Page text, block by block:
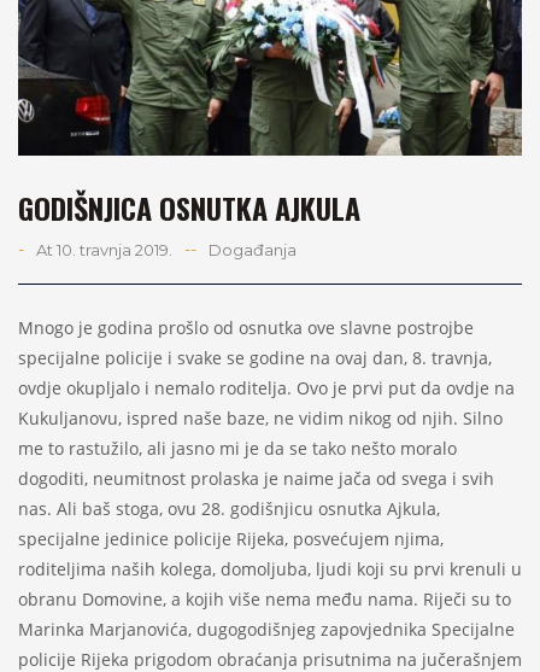
GODIŠNJICA OSNUTKA AJKULA
- At 10. travnja 2019. -- Događanja
Mnogo je godina prošlo od osnutka ove slavne postrojbe
specijalne policije i svake se godine na ovaj dan, 8. travnja,
ovdje okupljalo i nemalo roditelja. Ovo je prvi put da ovdje na
Kukuljanovu, ispred naše baze, ne vidim nikog od njih. Silno
me to rastužilo, ali jasno mi je da se tako nešto moralo
dogoditi, neumitnost prolaska je naime jača od svega i svih
nas. Ali baš stoga, ovu 28. godišnjicu osnutka Ajkula,
specijalne jedinice policije Rijeka, posvećujem njima,
roditeljima naših kolega, domoljuba, ljudi koji su prvi krenuli u
obranu Domovine, a kojih više nema među nama. Riječi su to
Marinka Marjanovića, dugogodišnjeg zapovjednika Specijalne
policije Rijeka prigodom obraćanja prisutnima na jučerašnjem